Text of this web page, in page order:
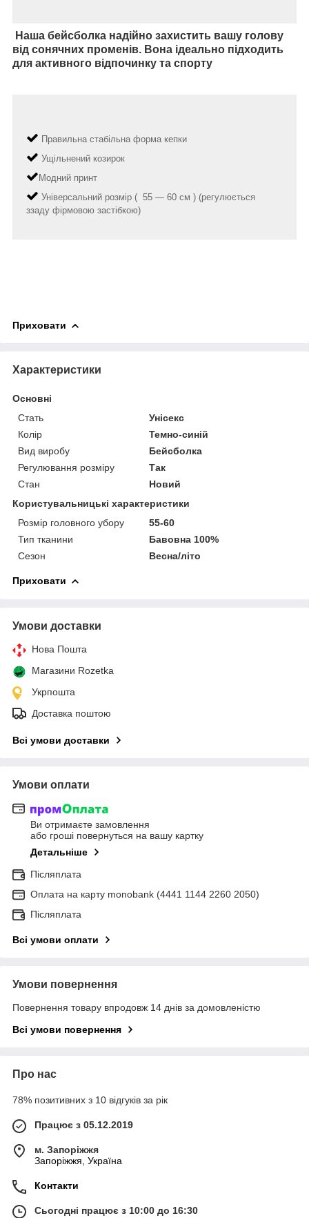
Наша бейсболка надійно захистить вашу голову
від сонячних променів. Вона ідеально підходить
для активного відпочинку та спорту
Правильна стабільна форма кепки
Ущільнений козирок
Модний принт
Універсальний розмір ( 55 ― 60 см ) (регулюється
ззаду фірмовою застібкою)
Приховати
Характеристики
Основні
Стать
Унісекс
Колір
Темно-синій
Вид виробу
Бейсболка
Регулювання розміру
Так
Стан
Новий
Користувальницькі характеристики
Розмір головного убору
55-60
Тип тканини
Бавовна 100%
Сезон
Весна/літо
Приховати
Умови доставки
Нова Пошта
Магазини Rozetka
Укрпошта
Доставка поштою
Всі умови доставки
Умови оплати
Ви отримаєте замовлення
або гроші повернуться на вашу картку
Детальніше
Післяплата
Оплата на карту monobank (4441 1144 2260 2050)
Післяплата
Всі умови оплати
Умови повернення
Повернення товару впродовж 14 днів за домовленістю
Всі умови повернення
Про нас
78% позитивних з 10 відгуків за рік
Працює з 05.12.2019
м. Запоріжжя
Запоріжжя, Україна
Контакти
Сьогодні працює з 10:00 до 16:30